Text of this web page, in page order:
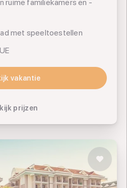
ruime familiekamers en -
met speeltoestellen
vakantie
prijzen
vakantie